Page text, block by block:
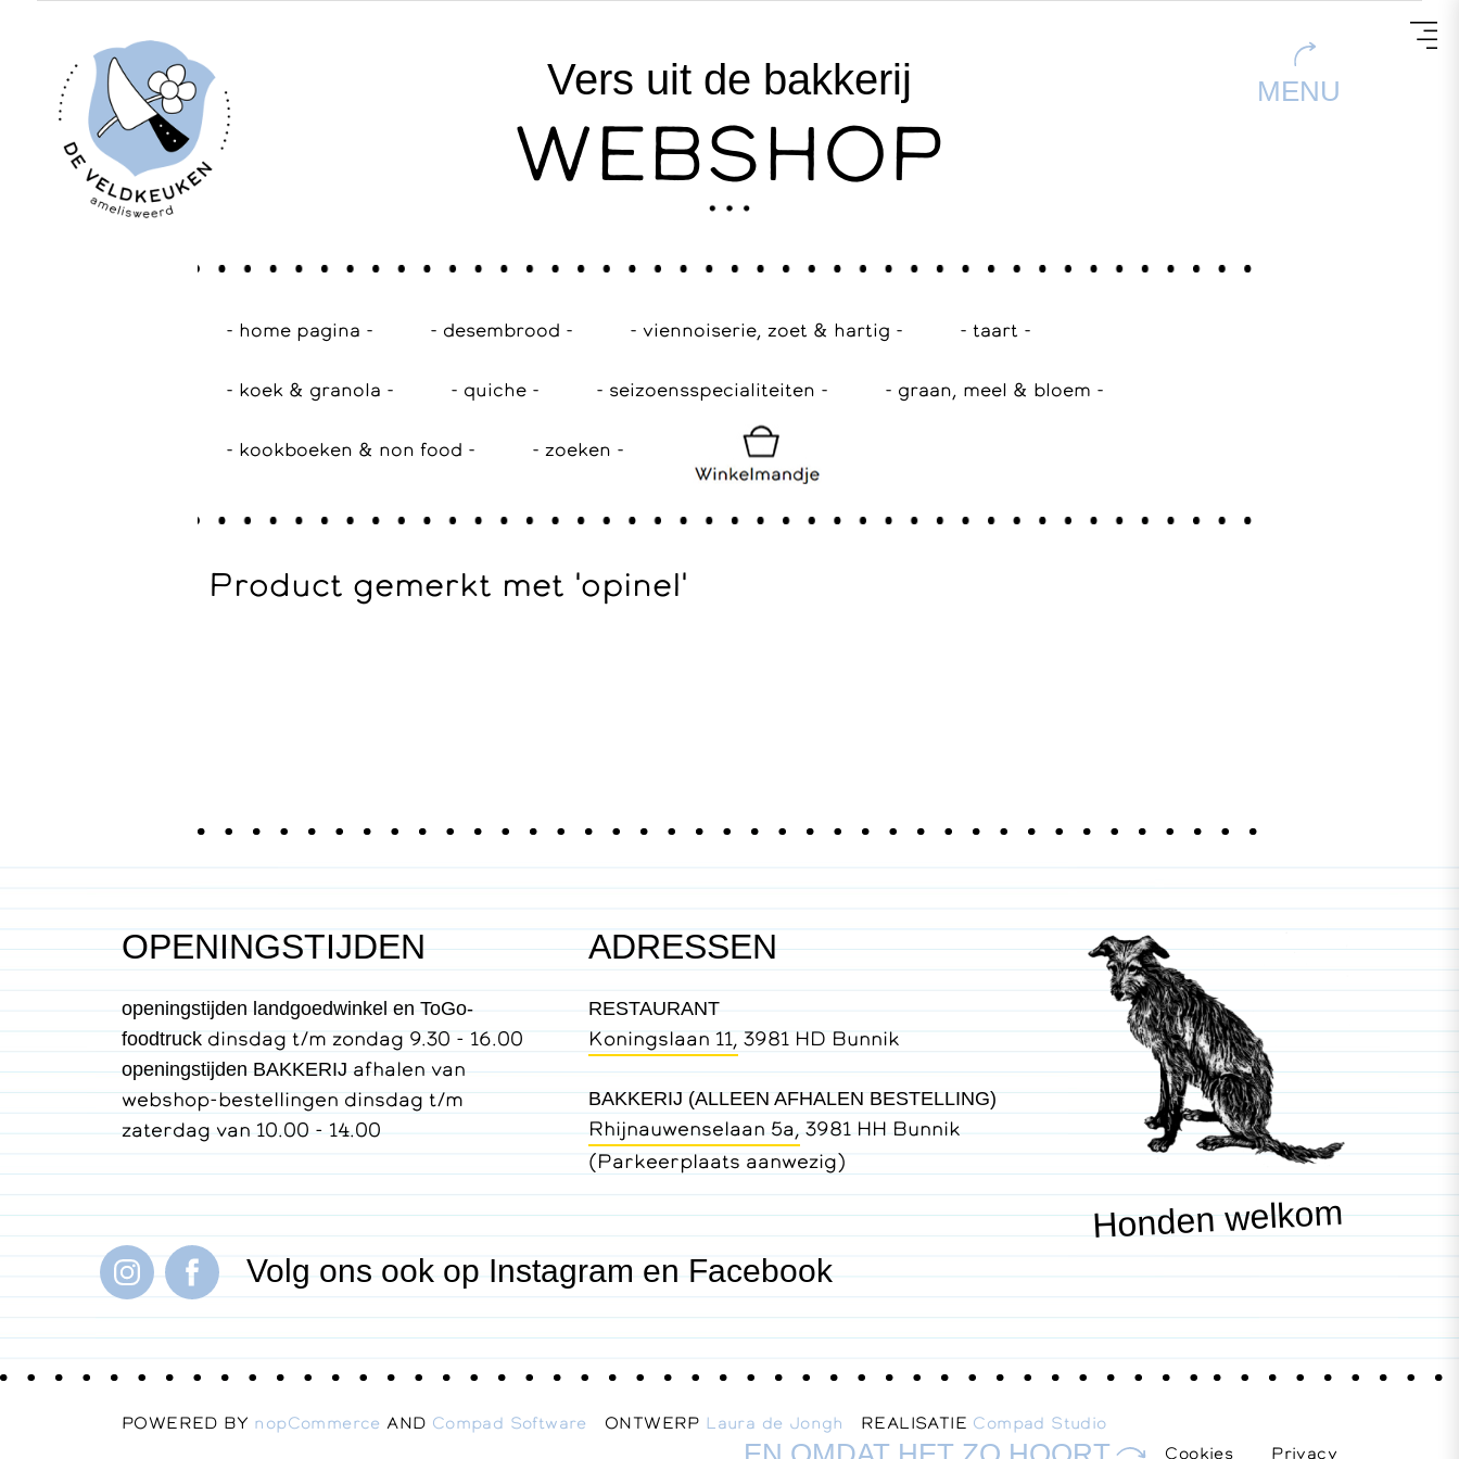
MENU
Vers uit de bakkerij
WEBSHOP
- home pagina - - desembrood - - viennoiserie, zoet & hartig - - taart -
- koek & granola - - quiche - - seizoensspecialiteiten - - graan, meel & bloem -
- kookboeken & non food - - zoeken -
Product gemerkt met 'opinel'
OPENINGSTIJDEN
openingstijden landgoedwinkel en ToGo-
foodtruck dinsdag t/m zondag 9.30 - 16.00
openingstijden BAKKERIJafhalen van
webshop-bestellingen dinsdag t/m
zaterdag van 10.00 - 14.00
ADRESSEN
RESTAURANT
Koningslaan 11, 3981 HD Bunnik
BAKKERIJ (ALLEEN AFHALEN BESTELLING)
Rhijnauwenselaan 5a, 3981 HH Bunnik
(Parkeerplaats aanwezig)
Honden welkom
Volg ons ook op Instagram en Facebook
Cookies Privacy
POWERED BY nopCommerce AND Compad SoftwareONTWERP Laura de Jongh REALISATIE Compad Studio